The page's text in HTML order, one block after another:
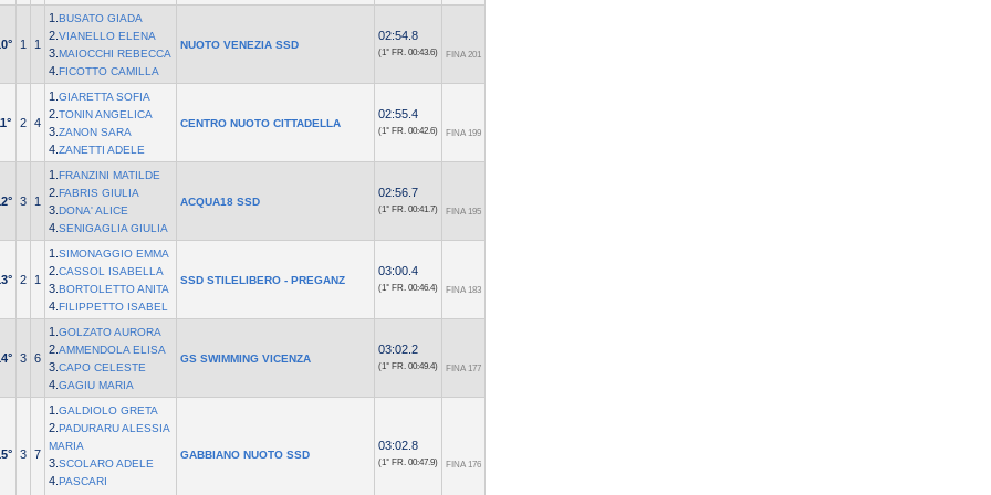
1 1
1. BUSATO GIADA
2. VIANELLO ELENA
3. MAIOCCHI REBECCA
4. FICOTTO CAMILLA
NUOTO VENEZIA SSD
02:54.8
(1° FR. 00:43.6) FINA 201
2 4
1. GIARETTA SOFIA
2. TONIN ANGELICA
3. ZANON SARA
4. ZANETTI ADELE
CENTRO NUOTO CITTADELLA
02:55.4
(1° FR. 00:42.6) FINA 199
3 1
1. FRANZINI MATILDE
2. FABRIS GIULIA
3. DONA' ALICE
4. SENIGAGLIA GIULIA
ACQUA18 SSD
02:56.7
(1° FR. 00:41.7) FINA 195
2 1
1. SIMONAGGIO EMMA
2. CASSOL ISABELLA
3. BORTOLETTO ANITA
4. FILIPPETTO ISABEL
SSD STILELIBERO - PREGANZ
03:00.4
(1° FR. 00:46.4) FINA 183
3 6
1. GOLZATO AURORA
2. AMMENDOLA ELISA
3. CAPO CELESTE
4. GAGIU MARIA
GS SWIMMING VICENZA
03:02.2
(1° FR. 00:49.4) FINA 177
3 7
1. GALDIOLO GRETA
2. PADURARU ALESSIA
MARIA
3. SCOLARO ADELE
4. PASCARI
GABBIANO NUOTO SSD
03:02.8
(1° FR. 00:47.9) FINA 176